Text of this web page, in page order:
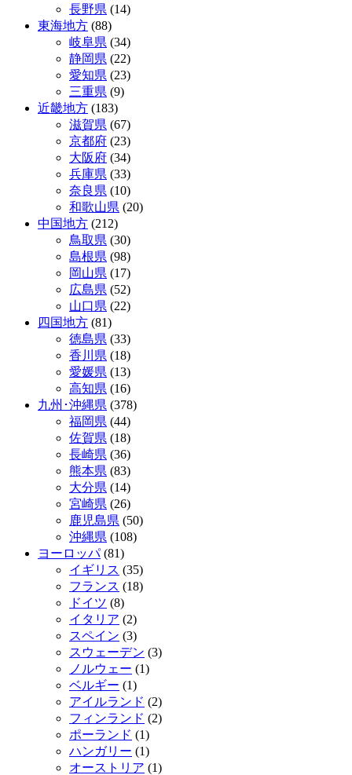
長野県 (14)
東海地方 (88)
岐阜県 (34)
静岡県 (22)
愛知県 (23)
三重県 (9)
近畿地方 (183)
滋賀県 (67)
京都府 (23)
大阪府 (34)
兵庫県 (33)
奈良県 (10)
和歌山県 (20)
中国地方 (212)
鳥取県 (30)
島根県 (98)
岡山県 (17)
広島県 (52)
山口県 (22)
四国地方 (81)
徳島県 (33)
香川県 (18)
愛媛県 (13)
高知県 (16)
九州･沖縄県 (378)
福岡県 (44)
佐賀県 (18)
長崎県 (36)
熊本県 (83)
大分県 (14)
宮崎県 (26)
鹿児島県 (50)
沖縄県 (108)
ヨーロッパ(81)
イギリス (35)
フランス (18)
ドイツ (8)
イタリア (2)
スペイン (3)
スウェーデン (3)
ノルウェー (1)
ベルギー (1)
アイルランド (2)
フィンランド (2)
ポーランド (1)
ハンガリー (1)
オーストリア (1)